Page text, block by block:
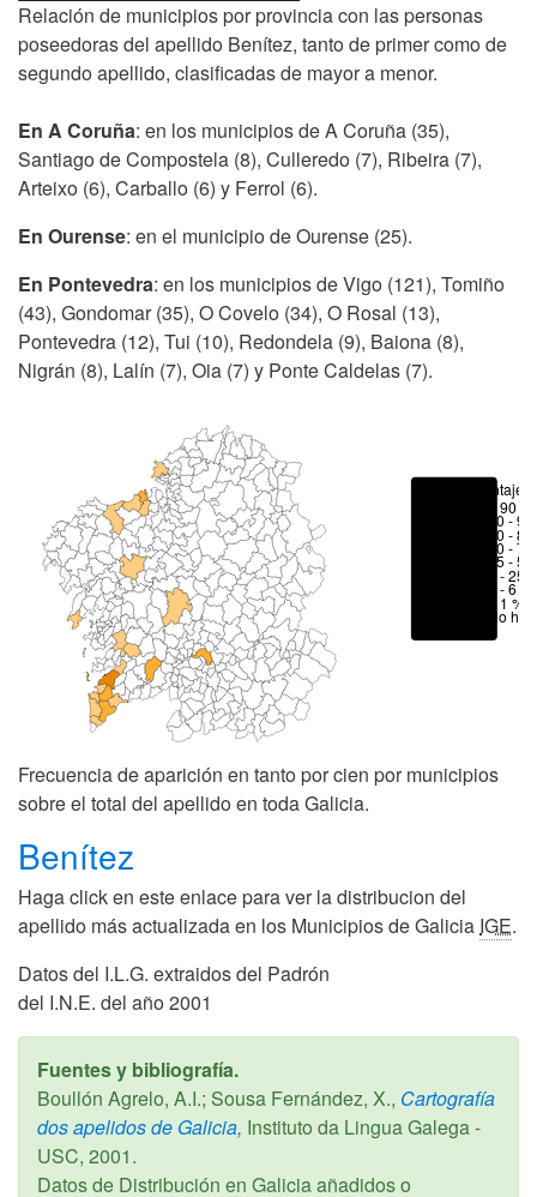
Relación de municipios por provincia con las personas
poseedoras del apellido Benítez, tanto de primer como de
segundo apellido, clasificadas de mayor a menor.
En A Coruña: en los municipios de A Coruña (35),
Santiago de Compostela (8), Culleredo (7), Ribeira (7),
Arteixo (6), Carballo (6) y Ferrol (6).
En Ourense: en el municipio de Ourense (25).
En Pontevedra: en los municipios de Vigo (121), Tomiño
(43), Gondomar (35), O Covelo (34), O Rosal (13),
Pontevedra (12), Tui (10), Redondela (9), Baiona (8),
Nigrán (8), Lalín (7), Oia (7) y Ponte Caldelas (7).
Porcentajes
> 90 %
80 -
70 -
50 -
25 -
6 - 25
1 - 6 %
< 1 %
No hay
Frecuencia de aparición en tanto por cien por municipios
sobre el total del apellido en toda Galicia.
Benítez
Haga click en este enlace para ver la distribucion del
apellido más actualizada en los Municipios de Galicia IGE.
Datos del I.L.G. extraidos del Padrón
del I.N.E. del año 2001
Fuentes y bibliografía.
Boullón Agrelo, A.I.; Sousa Fernández, X., Cartografía
dos apelidos de Galicia, Instituto da Lingua Galega -
USC, 2001.
Datos de Distribución en Galicia añadidos o